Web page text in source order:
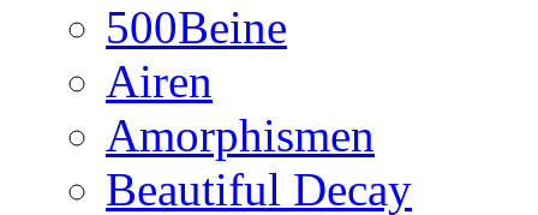
500Beine
Airen
Amorphismen
Beautiful Decay